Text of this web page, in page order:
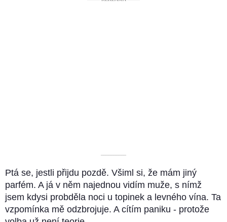
––––––––––
Ptá se, jestli přijdu pozdě. Všiml si, že mám jiný
parfém. A já v něm najednou vidím muže, s nímž
jsem kdysi probděla noci u topinek a levného vína. Ta
vzpomínka mě odzbrojuje. A cítím paniku - protože